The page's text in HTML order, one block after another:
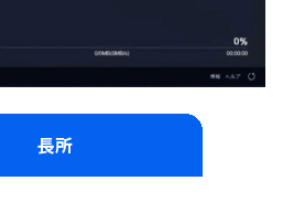
長所